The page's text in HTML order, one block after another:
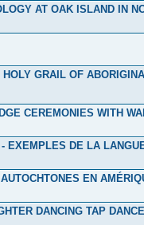
AT OAK ISLAND IN
GRAIL OF
CEREMONIES WITH
EXEMPLES DE LA
EN
DANCING TAP DANCE